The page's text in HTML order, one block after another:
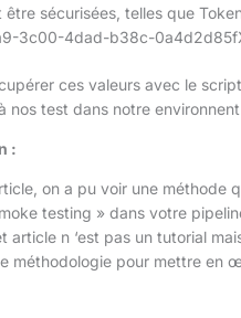
sécurisées, telles que
3c00-4dad-b38c-
ces valeurs avec le
nos test dans notre
:
on a pu voir une méthode
testing » dans votre
article n ‘est pas un tutorial
méthodologie pour mettre en